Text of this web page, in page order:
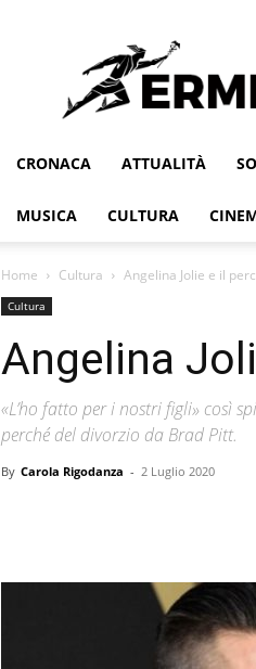
CRONACA ATTUALITÀ
MUSICA CULTURA
Home Cultura Angelina Jolie e il
Cultura
Angelina
«L’ho fatto per i nostri figli» così
perché del divorzio da Brad Pitt.
By Carola Rigodanza - 2 Luglio 2020